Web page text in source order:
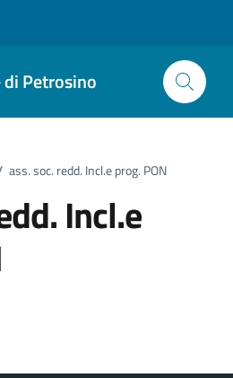
di Petrosino
ass. soc. redd. Incl.e prog. PON
Incl.e